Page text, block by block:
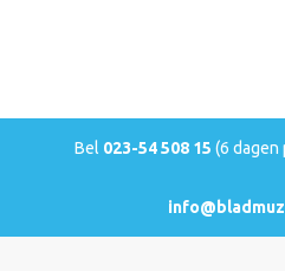
Bel 023-54 508 15 (6 dagen